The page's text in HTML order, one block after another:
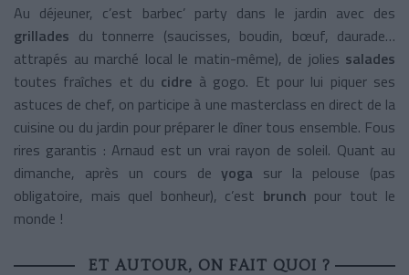
Au déjeuner, c’est barbec’ party dans le jardin avec des
grillades du tonnerre (saucisses, boudin, bœuf, daurade…
attrapés au marché local le matin-même), de jolies salades
toutes fraîches et du cidre à gogo. Et pour lui piquer ses
astuces de chef, on participe à une masterclass en direct de la
cuisine ou du jardin pour préparer le dîner tous ensemble. Fous
rires garantis : Arnaud est un vrai rayon de soleil. Quant au
dimanche, après un cours deyoga sur la pelouse (pas
obligatoire, mais quel bonheur), c’est brunch pour tout le
monde !
ET AUTOUR, ON FAIT QUOI ?